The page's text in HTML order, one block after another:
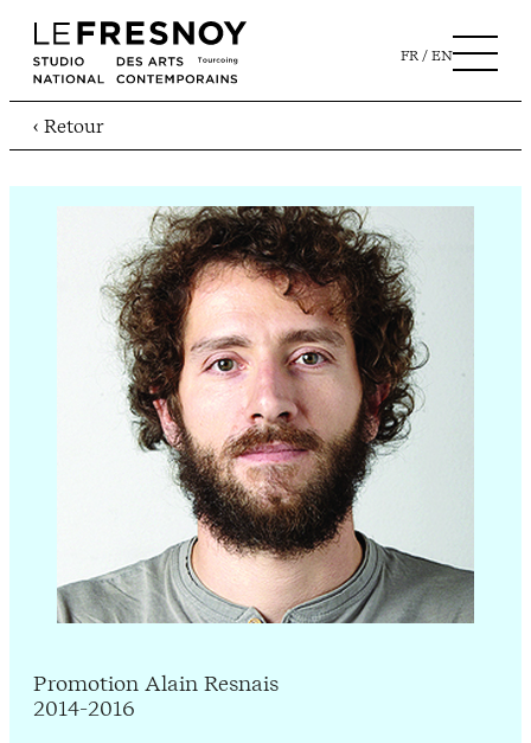
FR EN
‹ Retour
Promotion Alain Resnais
2014-2016